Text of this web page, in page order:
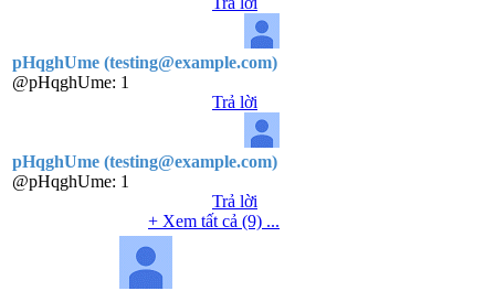
pHqghUme (testing@example.com)
@pHqghUme: 1
Trả lời
pHqghUme (testing@example.com)
@pHqghUme: 1
Trả lời
+ Xem tất cả (9) ...